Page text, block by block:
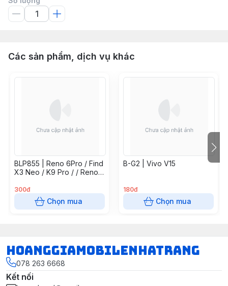
Các sản phẩm, dịch vụ khác
BLP855 | Reno 6Pro / Find
X3 Neo / K9 Pro / / Reno7
4G
300đ
Chọn mua
B-G2 | Vivo V15
180đ
Chọn mua
hoanggiamobilenhatrang
078 263 6668
Kết nối